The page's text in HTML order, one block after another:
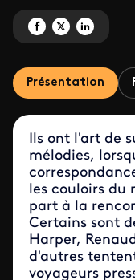
Partagez 'Les musiciens
Partagez 'Les
Partagez
Présentation
Ils ont l'art de
mélodies,
les couloirs du
part à la
Certains sont
Harper,
d'autres
voyageurs